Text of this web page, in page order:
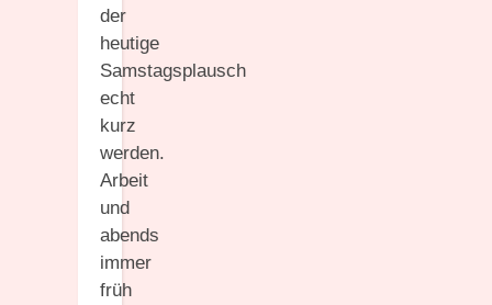
der
heutige
Samstagsplausch
echt
kurz
werden.
Arbeit
und
abends
immer
früh